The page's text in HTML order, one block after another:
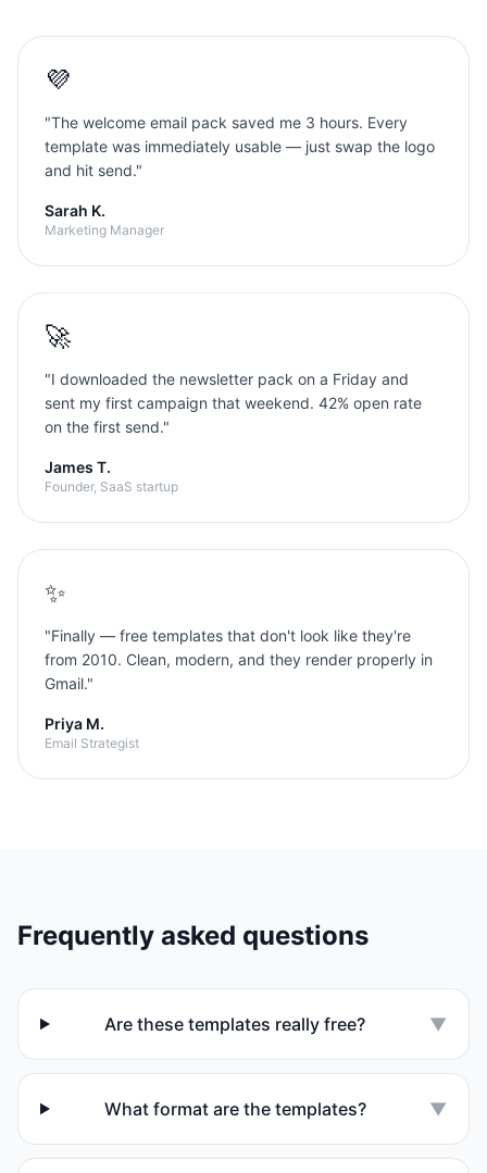
💜
"The welcome email pack saved me 3 hours. Every
template was immediately usable — just swap the logo
and hit send."
Sarah K.
Marketing Manager
🚀
"I downloaded the newsletter pack on a Friday and
sent my first campaign that weekend. 42% open rate
on the first send."
James T.
Founder, SaaS startup
✨
"Finally — free templates that don't look like they're
from 2010. Clean, modern, and they render properly in
Gmail."
Priya M.
Email Strategist
Frequently asked questions
Are these templates really free? ▼
What format are the templates? ▼